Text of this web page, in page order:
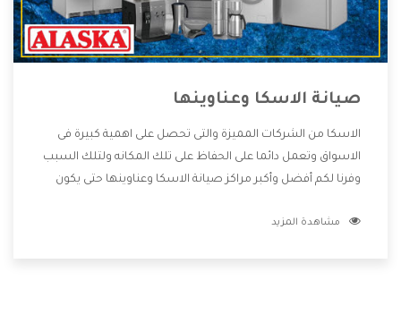
صيانة الاسكا وعناوينها
الاسكا من الشركات المميزة والتى تحصل على اهمية كبيرة فى
الاسواق وتعمل دائما على الحفاظ على تلك المكانه ولتلك السبب
وفرنا لكم أفضل وأكبر مراكز صيانة الاسكا وعناوينها حتى يكون
دون اى ازعاج كما أننا نهتم بكل ما يحتاجه المستهلك لكى نحافظ
مشاهدة المزيد